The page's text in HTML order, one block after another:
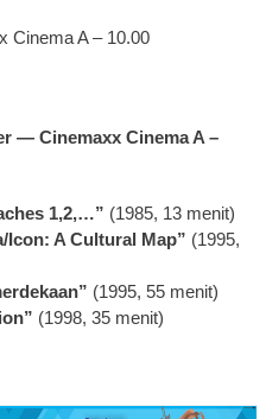
Cinema A – 10.00
— Cinemaxx Cinema A –
1,2,…” (1985, 13 menit)
Icon: A Cultural Map” (1995,
(1995, 55 menit)
(1998, 35 menit)